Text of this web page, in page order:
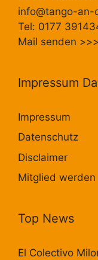
info@tango-an-
Tel: 0177
Mail senden >>>
Impressum
Impressum
Datenschutz
Disclaimer
Mitglied werden
Top News
El Colectivo